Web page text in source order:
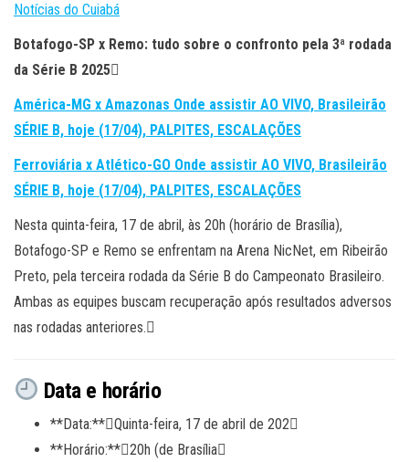
Notícias do Cuiabá
Botafogo-SP x Remo: tudo sobre o confronto pela 3ª rodada
da Série B 2025
América-MG x Amazonas Onde assistir AO VIVO, Brasileirão
SÉRIE B, hoje (17/04), PALPITES, ESCALAÇÕES
Ferroviária x Atlético-GO Onde assistir AO VIVO, Brasileirão
SÉRIE B, hoje (17/04), PALPITES, ESCALAÇÕES
Nesta quinta-feira, 17 de abril, às 20h (horário de Brasília),
Botafogo-SP e Remo se enfrentam na Arena NicNet, em Ribeirão
Preto, pela terceira rodada da Série B do Campeonato Brasileiro.
Ambas as equipes buscam recuperação após resultados adversos
nas rodadas anteriores.
Data e horário
**Data:**Quinta-feira, 17 de abril de 202
**Horário:**20h (de Brasília